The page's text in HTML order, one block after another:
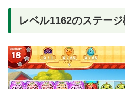
レベル1162のステー